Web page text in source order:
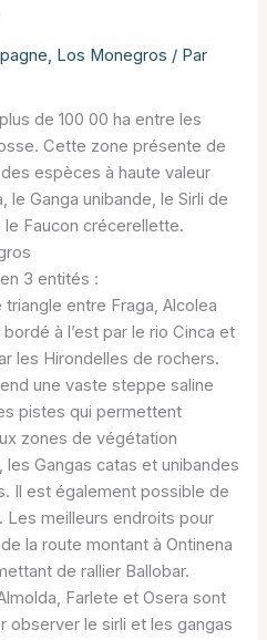
, Los Monegros / Par
de 100 00 ha entre les
Cette zone présente de
espèces à haute valeur
le Ganga unibande, le Sirli de
le Faucon crécerellette.
3 entités :
entre Fraga, Alcolea
à l’est par le rio Cinca et
les Hirondelles de rochers.
une vaste steppe saline
pistes qui permettent
zones de végétation
Gangas catas et unibandes
Il est également possible de
Les meilleurs endroits pour
la route montant à Ontinena
de rallier Ballobar.
Farlete et Osera sont
observer le sirli et les gangas